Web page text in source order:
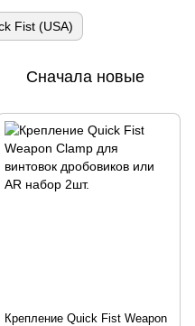
Fist (USA)
Сначала новые
Крепление Quick Fist Weapon